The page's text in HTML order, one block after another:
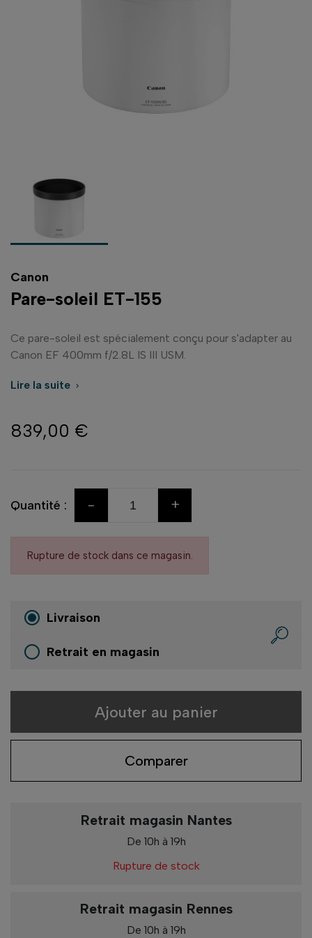
Canon
Pare-soleil ET-155
Ce pare-soleil est spécialement conçu pour s'adapter au
Canon EF 400mm f/2.8L IS III USM.
Lire la suite 
839,00 €
Quantité : - +
Rupture de stock dans ce magasin.
Livraison
Retrait en magasin
Ajouter au panier
Comparer
Retrait magasin Nantes
De 10h à 19h
Rupture de stock
Retrait magasin Rennes
De 10h à 19h